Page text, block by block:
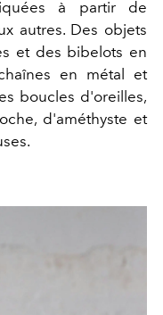
à partir de
autres. Des objets
et des bibelots en
en métal et
boucles d'oreilles,
d'améthyste et